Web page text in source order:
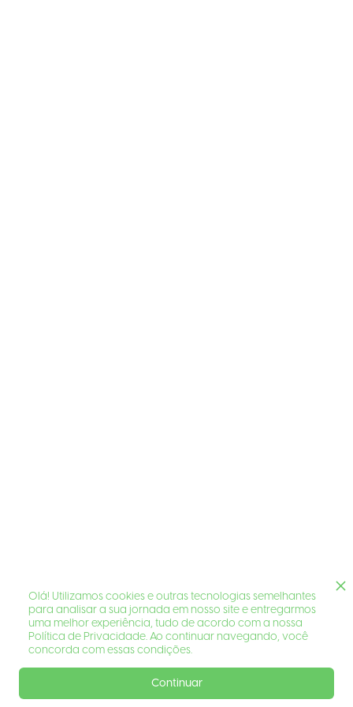
Olá! Utilizamos cookies e outras tecnologias semelhantes
para analisar a sua jornada em nosso site e entregarmos
uma melhor experiência, tudo de acordo com a nossa
Política de Privacidade. Ao continuar navegando, você
concorda com essas condições.
Continuar